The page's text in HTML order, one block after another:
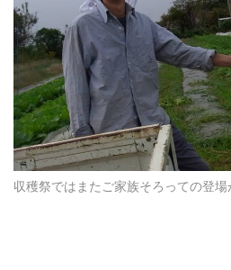
収穫祭ではまたご家族そろっての登場